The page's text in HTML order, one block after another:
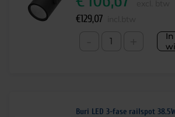
In
€129,07
Buri LED 3-fase railspot